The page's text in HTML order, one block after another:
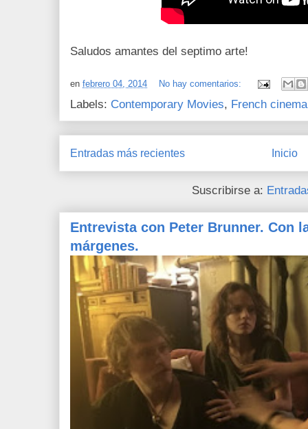
Saludos amantes del septimo arte!
en febrero 04, 2014 No hay comentarios:
Labels: Contemporary Movies, French cinema
Entradas más recientes Inicio
Suscribirse a:
Entrevista con Peter Brunner. Con
márgenes.